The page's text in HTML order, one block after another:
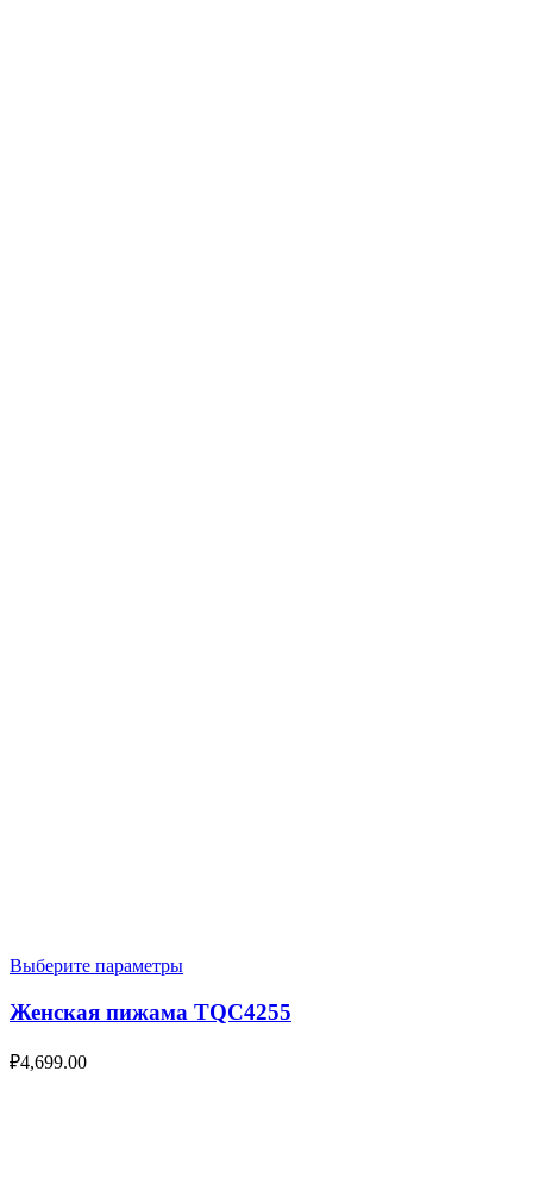
Выберите параметры
Женская пижама TQC4255
₽4,699.00